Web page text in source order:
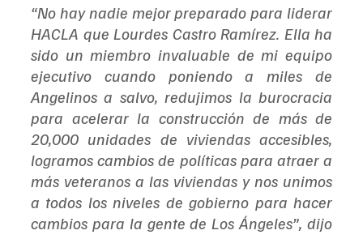
“No hay nadie mejor preparado para liderar
HACLA que Lourdes Castro Ramírez. Ella ha
sido un miembro invaluable de mi equipo
ejecutivo cuando poniendo a miles de
Angelinos a salvo, redujimos la burocracia
para acelerar la construcción de más de
20,000 unidades de viviendas accesibles,
logramos cambios de políticas para atraer a
más veteranos a las viviendas y nos unimos
a todos los niveles de gobierno para hacer
cambios para la gente de Los Ángeles”, dijo